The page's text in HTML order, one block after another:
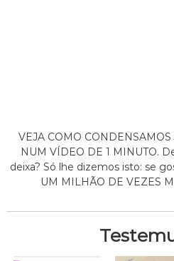
VEJA COMO
NUM VÍDEO DE 1 MINUTO.
deixa? Só lhe dizemos isto: se
UM MILHÃO DE VEZES